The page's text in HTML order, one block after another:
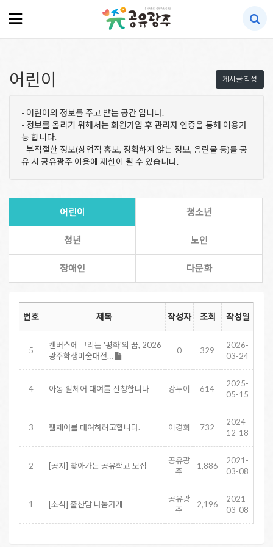
게시글 작성
어린이
- 어린이의 정보를 주고 받는 공간 입니다.
- 정보를 올리기 위해서는 회원가입 후 관리자 인증을 통해 이용가
능 합니다.
- 부적절한 정보(상업적 홍보, 정확하지 않는 정보, 음란물 등)를 공
유 시 공유광주 이용에 제한이 될 수 있습니다.
어린이 청소년
청년 노인
장애인 다문화
번호 제목 작성자 조회 작성일
5
캔버스에 그리는 '평화'의 꿈, 2026
광주학생미술대전…
0 329
2026-
03-24
4 아동 휠체어 대여를 신청합니다 강두이 614
2025-
05-15
3 휄체어를 대여하려고합니다. 이경희 732
2024-
12-18
2 [공지] 찾아가는 공유학교 모집
공유광
주
1,886
2021-
03-08
1 [소식] 출산맘 나눔가게
공유광
주
2,196
2021-
03-08